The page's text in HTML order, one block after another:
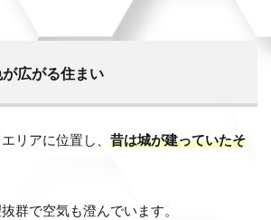
広がる住まい
リアに位置し、 昔は城が建っていたそ
群で空気も澄んでいます。